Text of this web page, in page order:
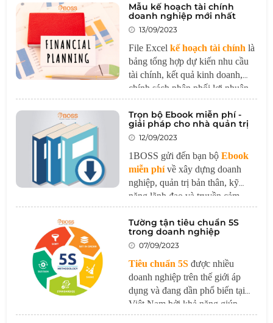
quan trọng để thiết lập và củng
cố mối quan hệ hợp tác giữa
doanh nghiệp và nhân viên một
cách hiệu quả và minh bạch.
Mẫu kế hoạch tài chính
doanh nghiệp mới nhất
13/09/2023
File Excelkế hoạch tài chính là
bảng tổng hợp dự kiến nhu cầu
tài chính, kết quả kinh doanh,
chính sách phân phối lợi nhuận,
… cho hoạt động của doanh
nghiệp trong tương lai.
Trọn bộ Ebook miễn phí -
giải pháp cho nhà quản trị
12/09/2023
1BOSS gửi đến bạn bộEbook
miễn phívề xây dựng doanh
nghiệp, quản trị bản thân, kỹ
năng lãnh đạo và truyền cảm
hứng.Trong thế giới kinh doanh
luôn thay đổi nhanh chóng, việc
quản trị doanh nghiệp đòi hỏi sự
linh hoạt, hiểu biết và sự cải tiến,
học hỏi liên tục.
Tường tận tiêu chuẩn 5S
trong doanh nghiệp
07/09/2023
Tiêu chuẩn 5S được nhiều
doanh nghiệp trên thế giới áp
dụng và đang dần phổ biến tại
Việt Nam bởi khả năng giúp
doanh nghiệp cải thiện hiệu suất